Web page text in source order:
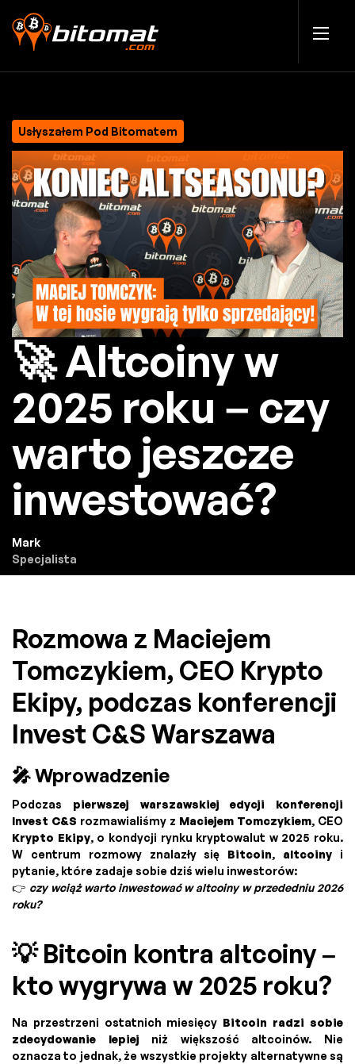
Usłyszałem Pod Bitomatem
🚀 Altcoiny w
2025 roku – czy
warto jeszcze
inwestować?
Mark
Specjalista
Rozmowa z Maciejem
Tomczykiem, CEO Krypto
Ekipy, podczas konferencji
Invest C&S Warszawa
🎤 Wprowadzenie
Podczas pierwszej warszawskiej edycji konferencji
Invest C&S rozmawialiśmy z Maciejem Tomczykiem, CEO
Krypto Ekipy, o kondycji rynku kryptowalut w 2025 roku.
W centrum rozmowy znalazły się Bitcoin, altcoiny i
pytanie, które zadaje sobie dziś wielu inwestorów:
👉 czy wciąż warto inwestować w altcoiny w przededniu 2026
roku?
💡 Bitcoin kontra altcoiny –
kto wygrywa w 2025 roku?
Na przestrzeni ostatnich miesięcy Bitcoin radzi sobie
zdecydowanie lepiej niż większość altcoinów. Nie
oznacza to jednak, że wszystkie projekty alternatywne są